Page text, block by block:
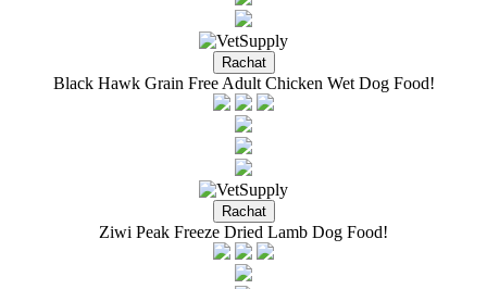
Black Hawk Grain Free Adult Chicken Wet Dog Food!
Ziwi Peak Freeze Dried Lamb Dog Food!